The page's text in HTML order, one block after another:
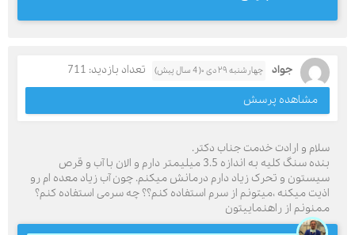
جواد چهارشنبه ۲۹ دی ۰( 4 سال پیش)
تعداد بازدید: 711
مشاهده پرسش
سلام و ارادت خدمت جناب دکتر.
بنده سنگ کلیه به اندازه 3.5 میلیمتر دارم و الان با آب و قرص
سیستون و تحرک زیاد دارم درمانش میکنم. چون آب زیاد معده ام رو
اذیت میکنه ،میتونم از سرم استفاده کنم؟؟ چه سرمی استفاده کنم؟
ممنونم از راهنماییتون